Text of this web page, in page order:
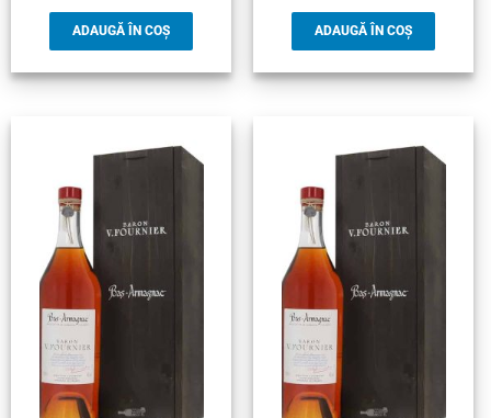
ADAUGĂ ÎN COȘ ADAUGĂ ÎN COȘ